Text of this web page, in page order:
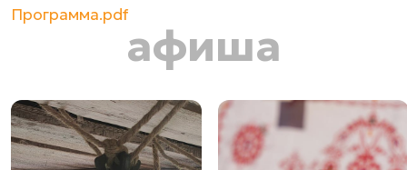
Программа.pdf
афиша